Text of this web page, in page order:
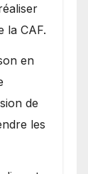
la CAF.
en
de
les